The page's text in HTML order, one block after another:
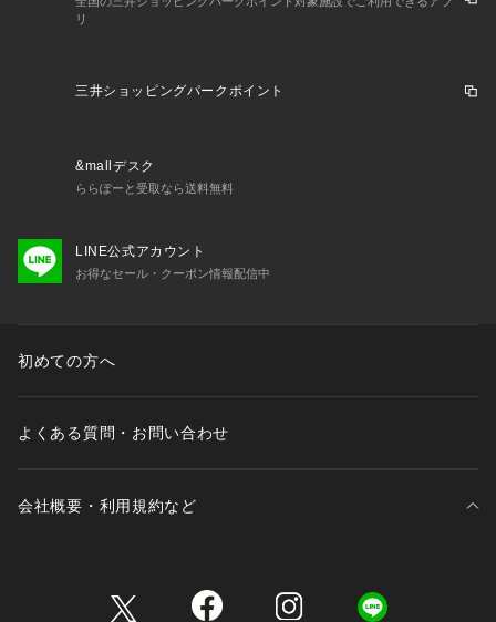
※こちらの商品は、B.C STOCKでの取り扱いになります。 直
※照明の関係により、実際よりも色味が違って見える場合があ
ります。またパソコン・スマートフォンなどの環境により、若
リ
三井ショッピングパークポイント
&mallデスク
ららぽーと受取なら送料無料
LINE公式アカウント
お得なセール・クーポン情報配信中
初めての方へ
よくある質問・お問い合わせ
会社概要・利用規約など